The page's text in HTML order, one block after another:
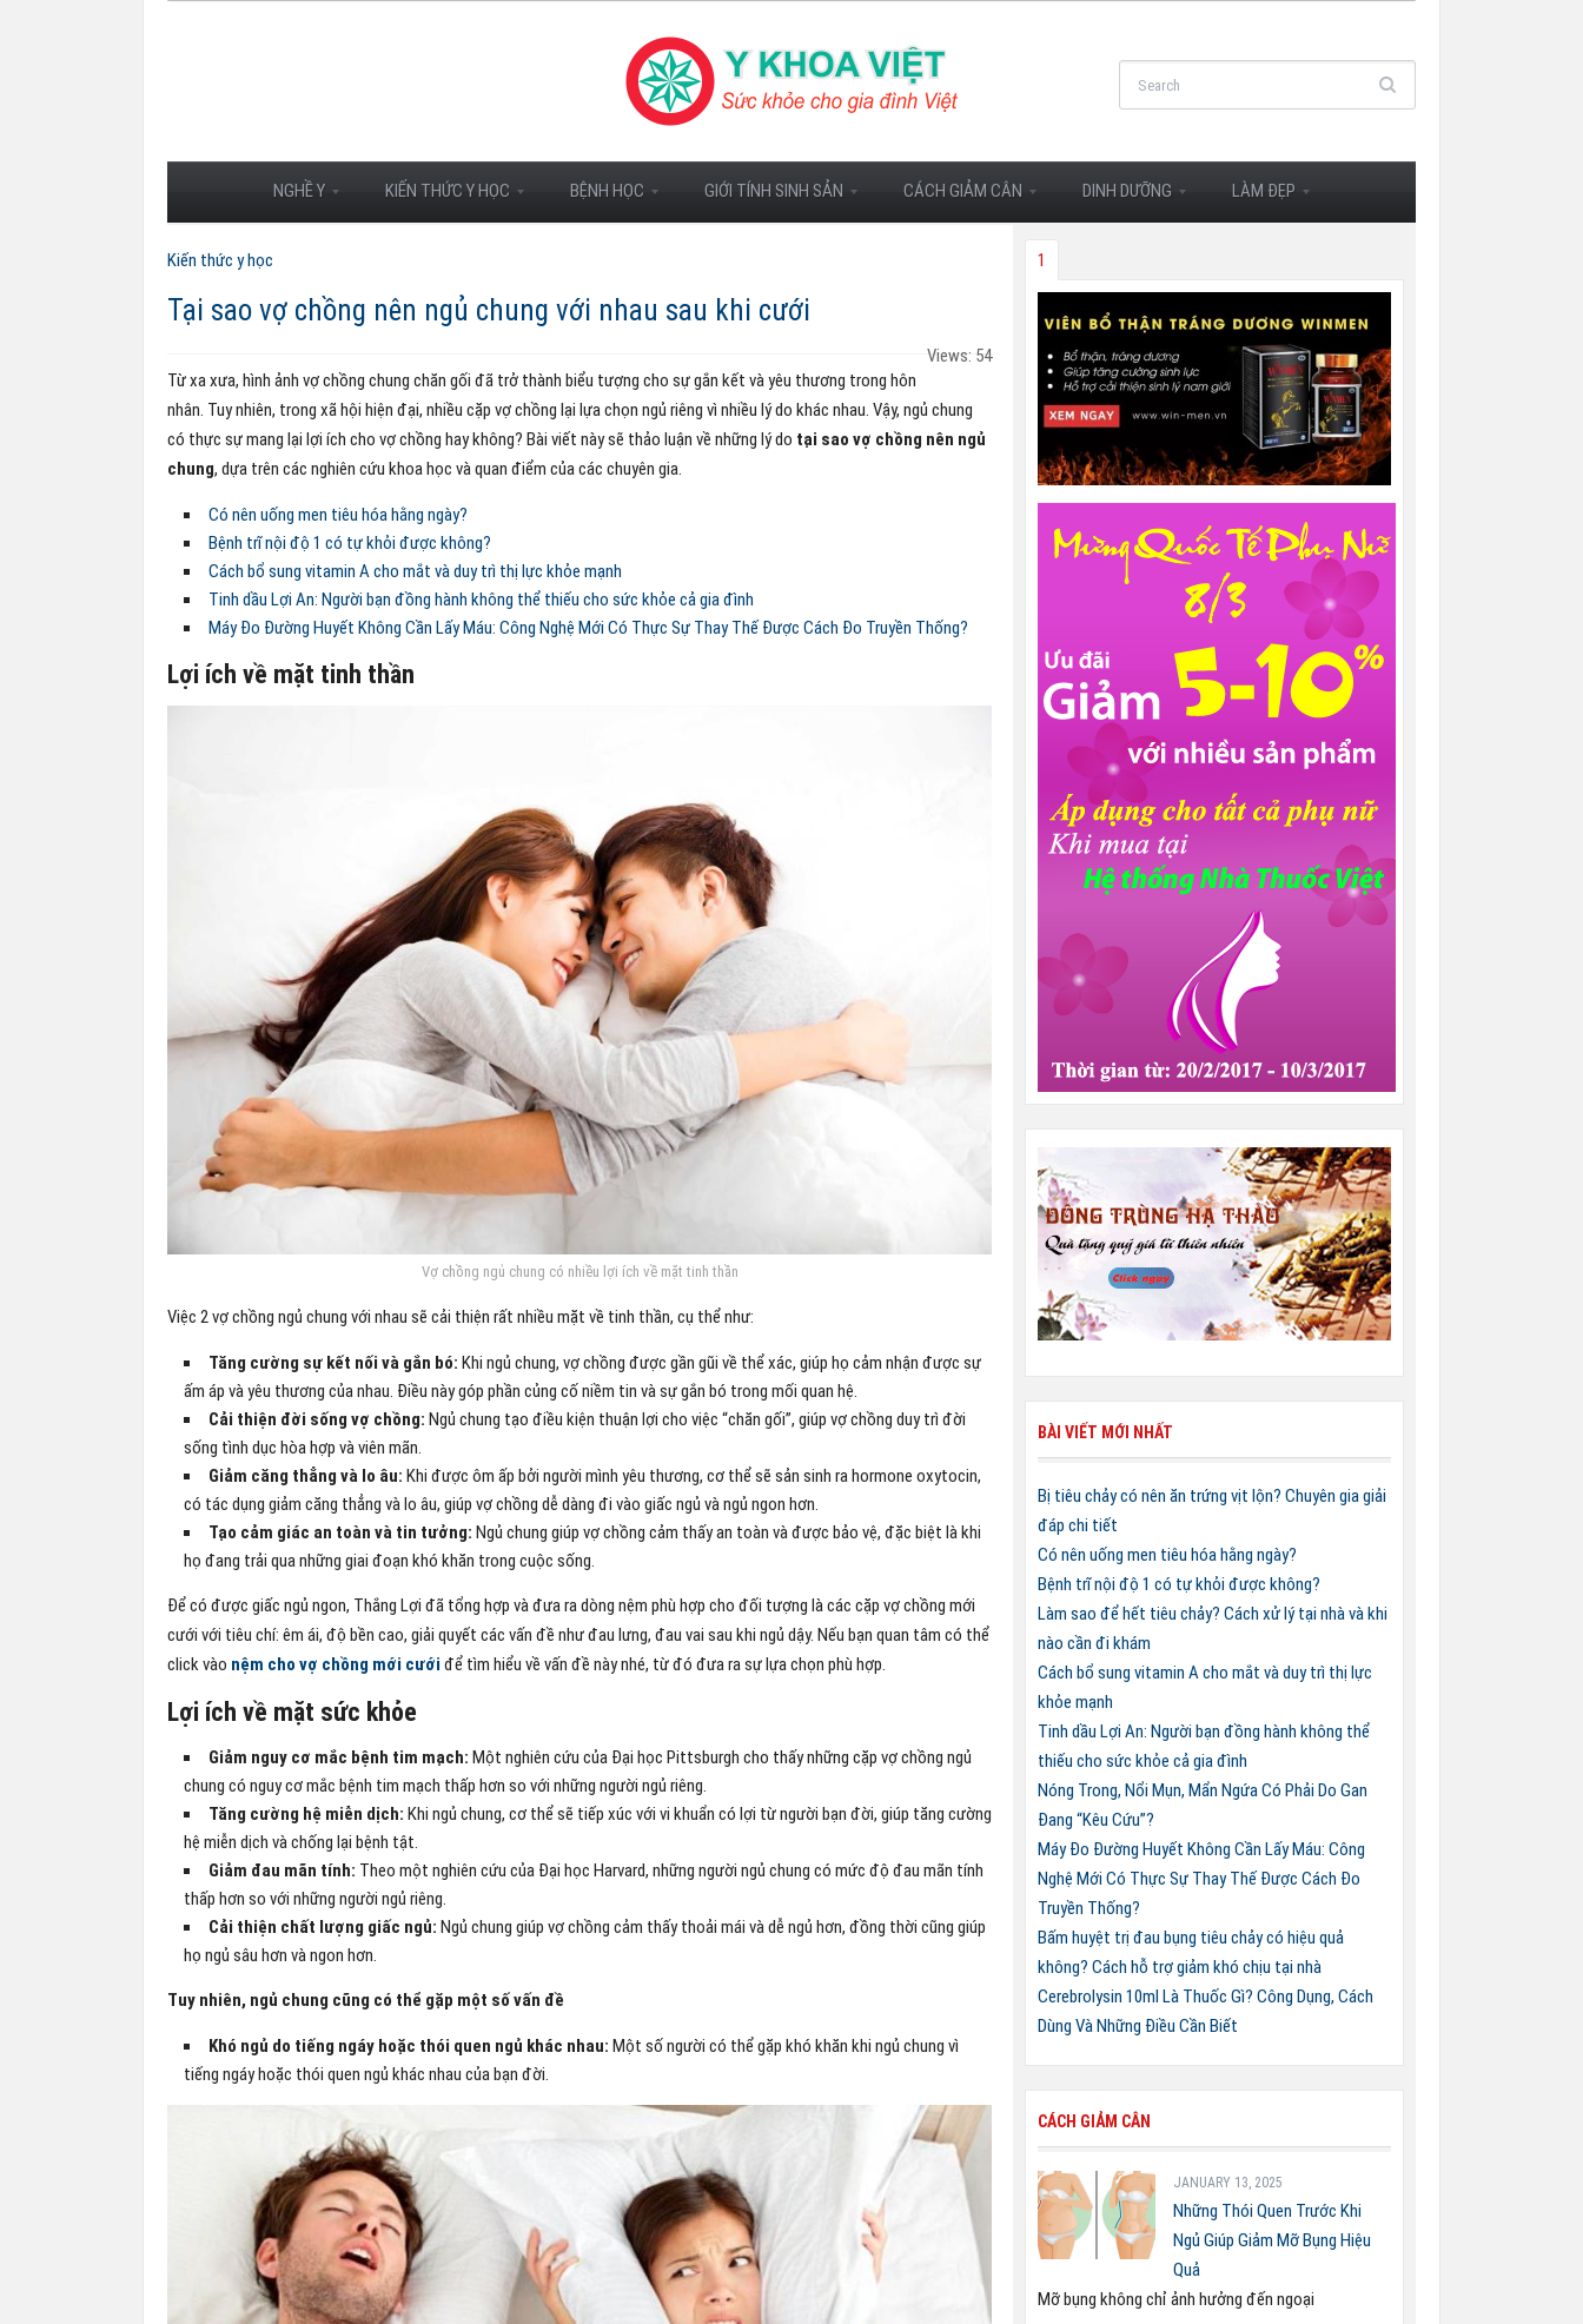
NGHỀ Y KIẾN THỨC Y HỌC BỆNH HỌC GIỚI TÍNH SINH SẢN CÁCH GIẢM CÂN DINH DƯỠNG LÀM ĐẸP
Kiến thức y học
Tại sao vợ chồng nên ngủ chung với nhau sau khi cưới
Views: 54
Từ xa xưa, hình ảnh vợ chồng chung chăn gối đã trở thành biểu tượng cho sự gắn kết và yêu thương trong hôn
nhân. Tuy nhiên, trong xã hội hiện đại, nhiều cặp vợ chồng lại lựa chọn ngủ riêng vì nhiều lý do khác nhau. Vậy, ngủ chung
có thực sự mang lại lợi ích cho vợ chồng hay không? Bài viết này sẽ thảo luận về những lý do tại sao vợ chồng nên ngủ
chung, dựa trên các nghiên cứu khoa học và quan điểm của các chuyên gia.
Có nên uống men tiêu hóa hằng ngày?
Bệnh trĩ nội độ 1 có tự khỏi được không?
Cách bổ sung vitamin A cho mắt và duy trì thị lực khỏe mạnh
Tinh dầu Lợi An: Người bạn đồng hành không thể thiếu cho sức khỏe cả gia đình
Máy Đo Đường Huyết Không Cần Lấy Máu: Công Nghệ Mới Có Thực Sự Thay Thế Được Cách Đo Truyền Thống?
Lợi ích về mặt tinh thần
Vợ chồng ngủ chung có nhiều lợi ích về mặt tinh thần
Việc 2 vợ chồng ngủ chung với nhau sẽ cải thiện rất nhiều mặt về tinh thần, cụ thể như:
Tăng cường sự kết nối và gắn bó: Khi ngủ chung, vợ chồng được gần gũi về thể xác, giúp họ cảm nhận được sự
ấm áp và yêu thương của nhau. Điều này góp phần củng cố niềm tin và sự gắn bó trong mối quan hệ.
Cải thiện đời sống vợ chồng: Ngủ chung tạo điều kiện thuận lợi cho việc “chăn gối”, giúp vợ chồng duy trì đời
sống tình dục hòa hợp và viên mãn.
Giảm căng thẳng và lo âu: Khi được ôm ấp bởi người mình yêu thương, cơ thể sẽ sản sinh ra hormone oxytocin,
có tác dụng giảm căng thẳng và lo âu, giúp vợ chồng dễ dàng đi vào giấc ngủ và ngủ ngon hơn.
Tạo cảm giác an toàn và tin tưởng: Ngủ chung giúp vợ chồng cảm thấy an toàn và được bảo vệ, đặc biệt là khi
họ đang trải qua những giai đoạn khó khăn trong cuộc sống.
Để có được giấc ngủ ngon, Thắng Lợi đã tổng hợp và đưa ra dòng nệm phù hợp cho đối tượng là các cặp vợ chồng mới
cưới với tiêu chí: êm ái, độ bền cao, giải quyết các vấn đề như đau lưng, đau vai sau khi ngủ dậy. Nếu bạn quan tâm có thể
click vào nệm cho vợ chồng mới cướiđể tìm hiểu về vấn đề này nhé, từ đó đưa ra sự lựa chọn phù hợp.
Lợi ích về mặt sức khỏe
Giảm nguy cơ mắc bệnh tim mạch: Một nghiên cứu của Đại học Pittsburgh cho thấy những cặp vợ chồng ngủ
chung có nguy cơ mắc bệnh tim mạch thấp hơn so với những người ngủ riêng.
Tăng cường hệ miễn dịch: Khi ngủ chung, cơ thể sẽ tiếp xúc với vi khuẩn có lợi từ người bạn đời, giúp tăng cường
hệ miễn dịch và chống lại bệnh tật.
Giảm đau mãn tính: Theo một nghiên cứu của Đại học Harvard, những người ngủ chung có mức độ đau mãn tính
thấp hơn so với những người ngủ riêng.
Cải thiện chất lượng giấc ngủ: Ngủ chung giúp vợ chồng cảm thấy thoải mái và dễ ngủ hơn, đồng thời cũng giúp
họ ngủ sâu hơn và ngon hơn.
Tuy nhiên, ngủ chung cũng có thể gặp một số vấn đề
Khó ngủ do tiếng ngáy hoặc thói quen ngủ khác nhau: Một số người có thể gặp khó khăn khi ngủ chung vì
tiếng ngáy hoặc thói quen ngủ khác nhau của bạn đời.
1
BÀI VIẾT MỚI NHẤT
Bị tiêu chảy có nên ăn trứng vịt lộn? Chuyên gia giải
đáp chi tiết
Có nên uống men tiêu hóa hằng ngày?
Bệnh trĩ nội độ 1 có tự khỏi được không?
Làm sao để hết tiêu chảy? Cách xử lý tại nhà và khi
nào cần đi khám
Cách bổ sung vitamin A cho mắt và duy trì thị lực
khỏe mạnh
Tinh dầu Lợi An: Người bạn đồng hành không thể
thiếu cho sức khỏe cả gia đình
Nóng Trong, Nổi Mụn, Mẩn Ngứa Có Phải Do Gan
Đang “Kêu Cứu”?
Máy Đo Đường Huyết Không Cần Lấy Máu: Công
Nghệ Mới Có Thực Sự Thay Thế Được Cách Đo
Truyền Thống?
Bấm huyệt trị đau bụng tiêu chảy có hiệu quả
không? Cách hỗ trợ giảm khó chịu tại nhà
Cerebrolysin 10ml Là Thuốc Gì? Công Dụng, Cách
Dùng Và Những Điều Cần Biết
CÁCH GIẢM CÂN
JANUARY 13, 2025
Những Thói Quen Trước Khi
Ngủ Giúp Giảm Mỡ Bụng Hiệu
Quả
Mỡ bụng không chỉ ảnh hưởng đến ngoại